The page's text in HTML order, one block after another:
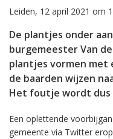
Leiden, 12 april 2021 om
De plantjes onder
burgemeester Van
plantjes vormen met
de baarden wijzen
Het foutje wordt dus
Een oplettende
gemeente via Twitter